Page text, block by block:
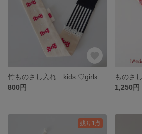
800円
1,250円
残り1点